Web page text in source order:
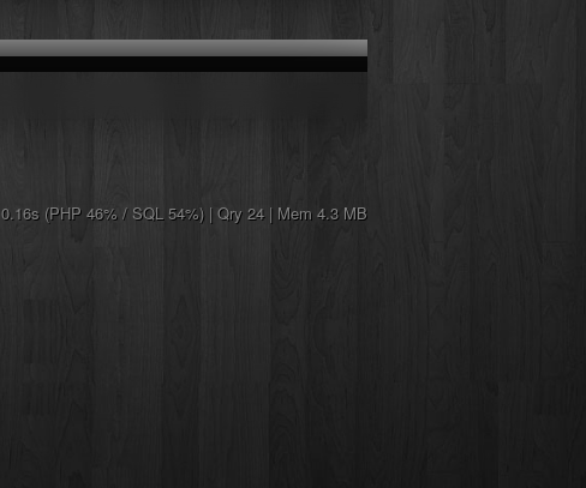
0.16s (PHP 46% / SQL 54%) | Qry 24 | Mem 4.3 MB